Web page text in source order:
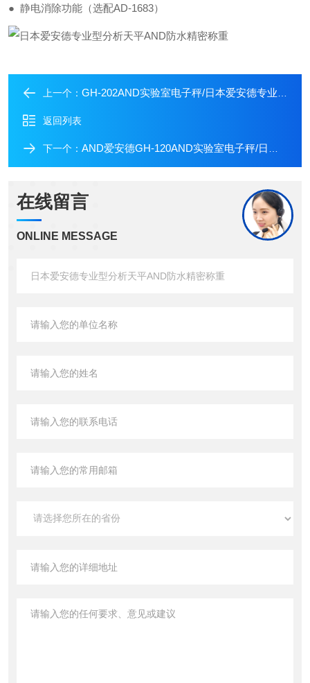
● 静电消除功能（选配AD-1683）
上一个： GH-202AND实验室电子秤/日本爱安德专业型分析天平
返回列表
下一个： AND爱安德GH-120AND实验室电子秤/日本爱安德专业型分析天平
在线留言
ONLINE MESSAGE